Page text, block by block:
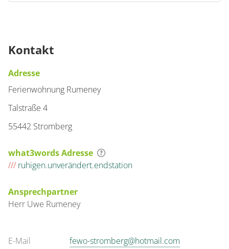
Kontakt
Adresse
Ferienwohnung Rumeney
Talstraße 4
55442 Stromberg
what3words Adresse
/// ruhigen.unverändert.endstation
Ansprechpartner
Herr Uwe Rumeney
E-Mail fewo-stromberg@hotmail.com